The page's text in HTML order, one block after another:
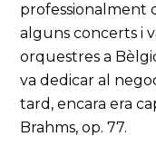
professionalment
alguns concerts i
orquestres a
va dedicar al
tard, encara era
Brahms, op. 77.